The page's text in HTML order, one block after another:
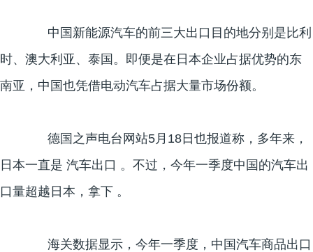
中国新能源汽车的前三大出口目的地分别是比利
时、澳大利亚、泰国。即便是在日本企业占据优势的东
南亚，中国也凭借电动汽车占据大量市场份额。
德国之声电台网站5月18日也报道称，多年来，
日本一直是 汽车出口 。不过，今年一季度中国的汽车出
口量超越日本，拿下 。
海关数据显示，今年一季度，中国汽车商品出口